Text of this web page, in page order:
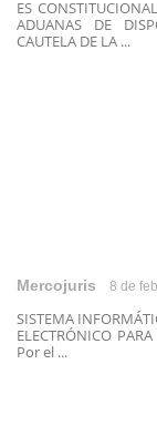
ES
ADUANAS DE
CAUTELA DE LA ...
Mercojuris 8 de
SISTEMA
ELECTRÓNICO
Por el ...